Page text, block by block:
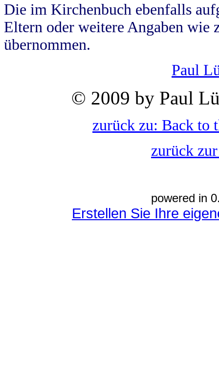
Die im Kirchenbuch ebenfalls
Eltern oder weitere Angaben wie
übernommen.
Paul
© 2009 by Paul
zurück zu: Back to
zurück
powered in
Erstellen Sie Ihre